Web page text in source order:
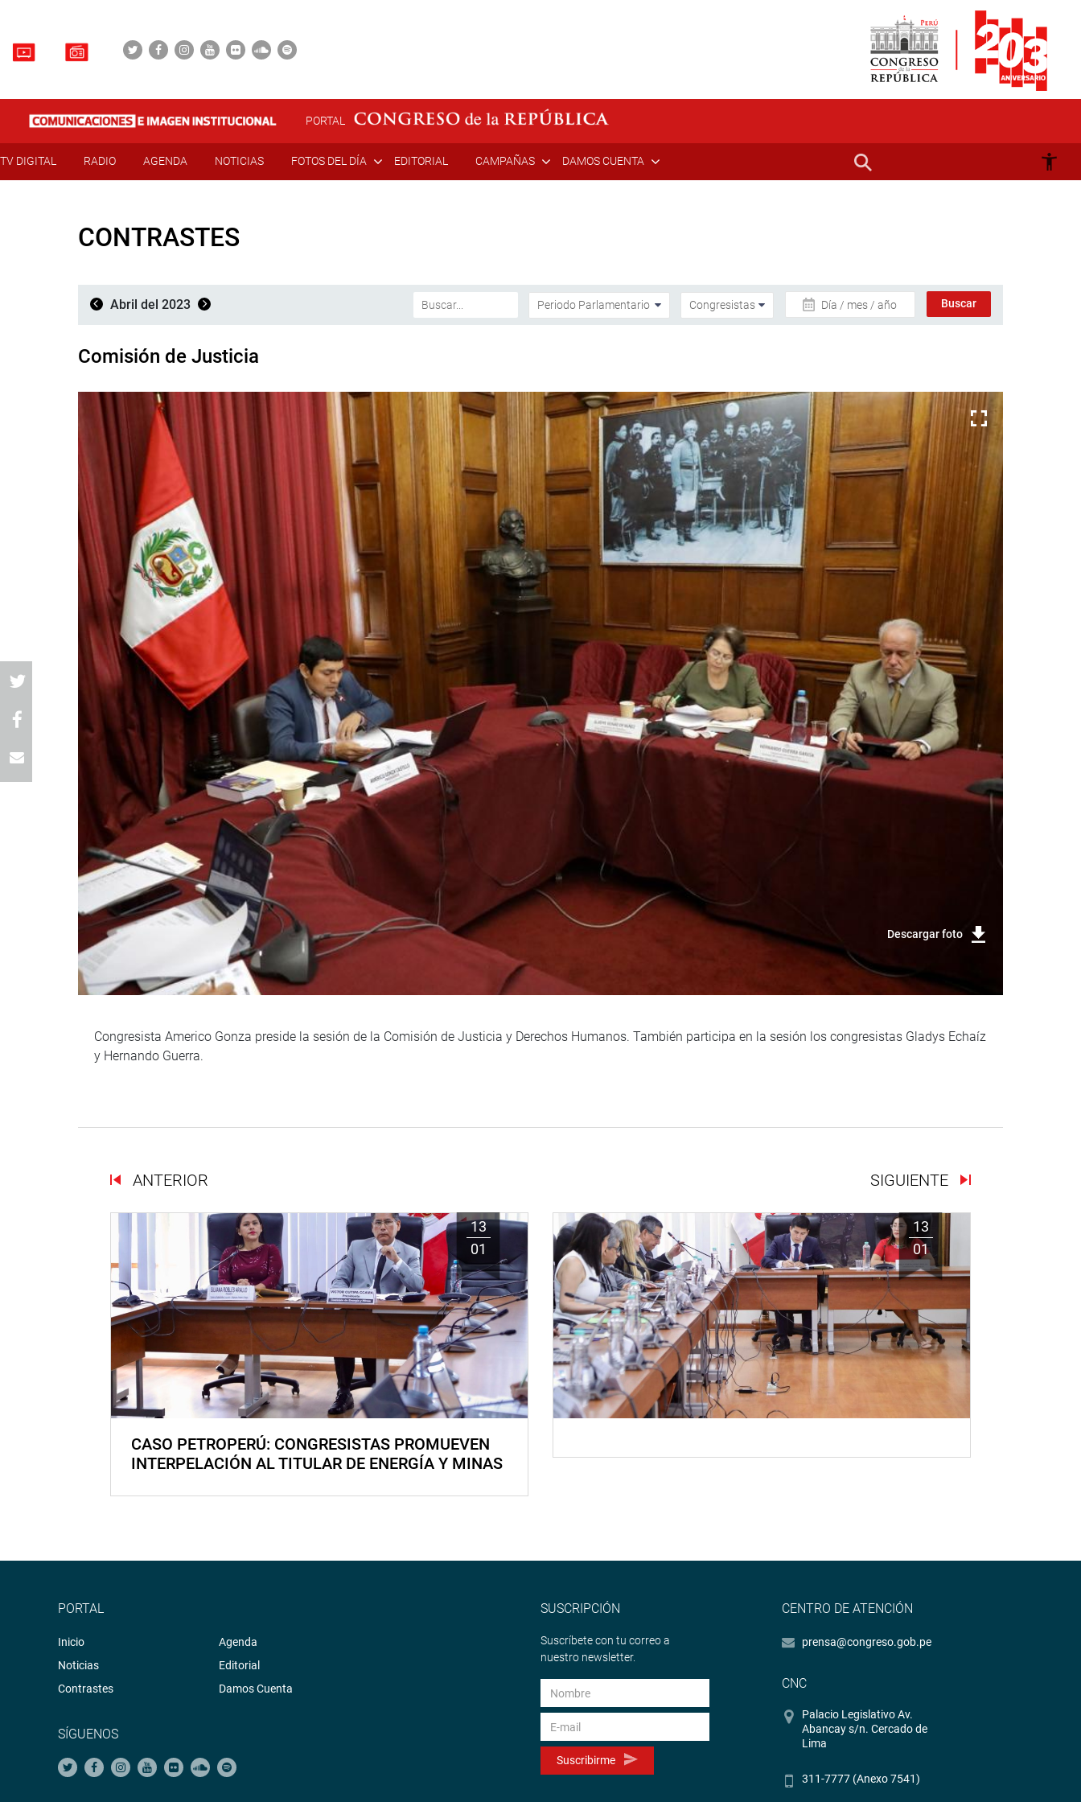
PORTAL
TV DIGITAL RADIO AGENDA NOTICIAS FOTOS DEL DÍA EDITORIAL CAMPAÑAS DAMOS CUENTA
CONTRASTES
Abril del 2023 Día / mes / año
Comisión de Justicia
Descargar foto
Congresista Americo Gonza preside la sesión de la Comisión de Justicia y Derechos Humanos. También participa en la sesión los congresistas Gladys Echaíz
y Hernando Guerra.
ANTERIOR SIGUIENTE
13
01
CASO PETROPERÚ: CONGRESISTAS PROMUEVEN
INTERPELACIÓN AL TITULAR DE ENERGÍA Y MINAS
13
01
PORTAL
Inicio
Noticias
Contrastes
Agenda
Editorial
Damos Cuenta
SÍGUENOS
SUSCRIPCIÓN
Suscríbete con tu correo a
nuestro newsletter.
Suscribirme
CENTRO DE ATENCIÓN
prensa@congreso.gob.pe
CNC
Palacio Legislativo Av.
Abancay s/n. Cercado de
Lima
311-7777 (Anexo 7541)